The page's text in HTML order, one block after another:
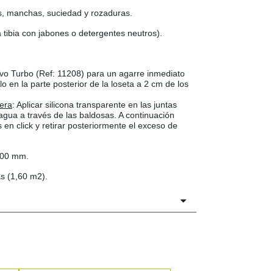
manchas, suciedad y rozaduras.
con jabones o detergentes neutros).
Turbo (Ref: 11208) para un agarre inmediato
en la parte posterior de la loseta a 2 cm de los
: Aplicar silicona transparente en las juntas
a través de las baldosas. A continuación
en click y retirar posteriormente el exceso de
mm.
(1,60 m2).